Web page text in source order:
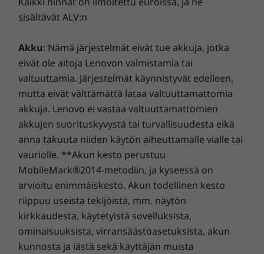
HELPPO ASENNUS & PUHDASTA
ESTETIIKKAA
Ideaalinen suuriin
kokoushuoneisiin
Lenovo IP-ohjain toimii Link Boxin kanssa
tarjotakseen kirkkaan konferenssiratkaisun.
Siinä on yksikaapeliliitäntä sekä virtaa että
dataa varten, ja se on helppo asentaa. Aseta
ohjain pöydälle ja liitä kannettava tietokone
vaivattomasti HDMI-kaapelilla tai kiinnitä se
seinälle jopa 100 metrin etäisyydelle
ThinkSmart Coresta.
Mitat (K x L x S)
Paino
Alkaen 1.55 kg
Väri
Black
Lenovo Link Box
Portit ja paikat
DC-verkkovirta sisään
Ethernet (RJ45)
HDMI out
USB-B 2.0
13-Ethernet (RJ45)
14-USB-C® (USB 5 Gbps)
HDMI-tulo
Lenovo Link Box
16-HDMI-lähtöliitäntä
sisältävät ALV:n
Akku: Nämä järjestelmät eivät tue akkuja, jotka
eivät ole aitoja Lenovon valmistamia tai
valtuuttamia. Järjestelmät käynnistyvät edelleen,
mutta eivät välttämättä lataa valtuuttamattomia
akkuja. Lenovo ei vastaa valtuuttamattomien
akkujen suorituskyvystä tai turvallisuudesta eikä
anna takuuta niiden käytön aiheuttamalle vialle tai
vauriolle. **Akun kesto perustuu
MobileMark®2014-metodiin, ja kyseessä on
arvioitu enimmäiskesto. Akun todellinen kesto
riippuu useista tekijöistä, mm. näytön
kirkkaudesta, käytetyistä sovelluksista,
ominaisuuksista, virransäästöasetuksista, akun
kunnosta ja iästä sekä käyttäjän muista